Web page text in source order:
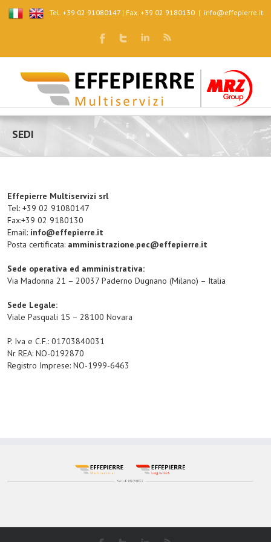
Tel. +39 02 91080147 | Fax. +39 02 9180130 | info@effepierre.it
SEDI
Effepierre Multiservizi srl
Tel: +39 02 91080147
Fax:+39 02 9180130
Email: info@effepierre.it
Posta certificata: amministrazione.pec@effepierre.it
Sede operativa ed amministrativa:
Via Madonna 21 – 20037 Paderno Dugnano (Milano) – Italia
Sede Legale:
Viale Pasquali 15 – 28100 Novara
P. Iva e C.F.: 01703840031
Nr REA: NO-0192870
Registro Imprese: NO-1999-6463